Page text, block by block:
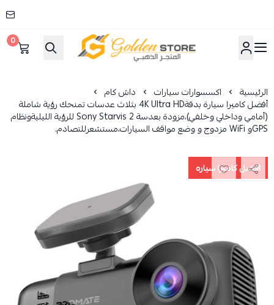
المتجر الذهبي
0
الرئيسية اكسسوارات سيارات داش كام
أفضل كاميرا سيارة بدقة‎4K Ultra HD‎ بثلاث عدسات تمنحك رؤية شاملة
GPS‎و ‎ WiFi‎مزدوج و وضع مواقف السيارات،مستشعرللتصادم.
افضل كاميرا سياره